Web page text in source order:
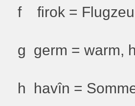
f firok =
g germ = warm,
h havîn =